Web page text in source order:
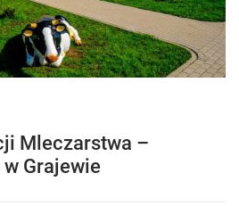
Mleczarstwa –
Grajewie